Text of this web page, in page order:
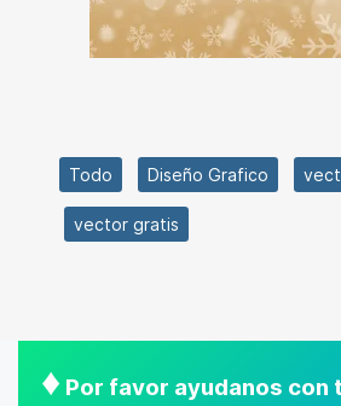
Todo Diseño Grafico
vector gratis
♦ Por favor ayudanos con